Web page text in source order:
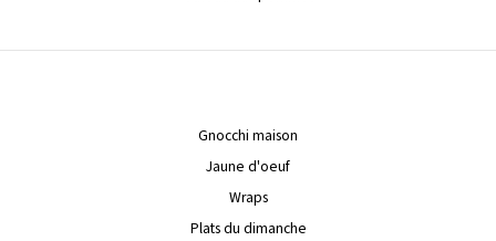
Gnocchi maison
Jaune d'oeuf
Wraps
Plats du dimanche